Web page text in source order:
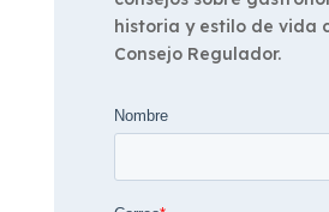
historia y estilo de vida
Consejo Regulador.